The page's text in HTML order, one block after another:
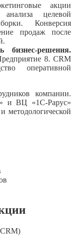
акции
анализа целевой
Конверсия
продаж после
решения.
8. CRM
оперативной
компании.
и ВЦ «1С-Рарус»
методологической